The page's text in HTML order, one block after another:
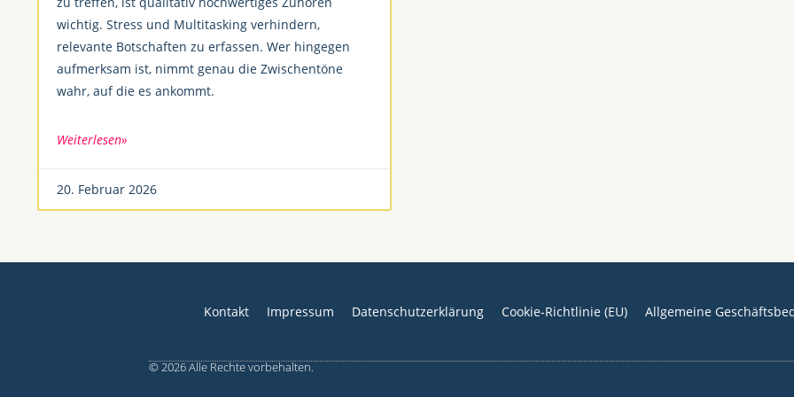
wichtig. Stress und Multitasking verhindern,
relevante Botschaften zu erfassen. Wer hingegen
aufmerksam ist, nimmt genau die Zwischentöne
wahr, auf die es ankommt.
Weiterlesen»
20. Februar 2026
Kontakt Impressum Datenschutzerklärung Cookie-Richtlinie (EU) Allgemeine
© 2026 Alle Rechte vorbehalten.